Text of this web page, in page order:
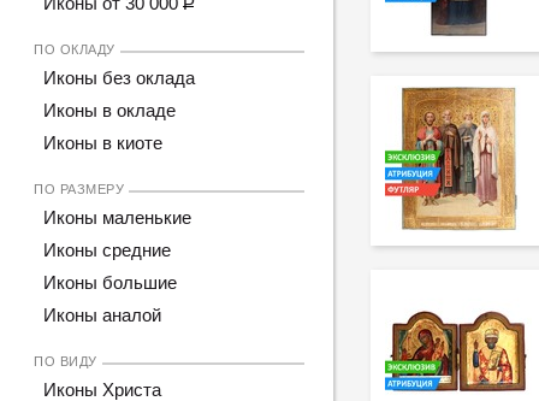
ПО ОКЛАДУ
Иконы без оклада
Иконы в окладе
Иконы в киоте
ПО РАЗМЕРУ
Иконы маленькие
Иконы средние
Иконы большие
Иконы аналой
ПО ВИДУ
Иконы Христа